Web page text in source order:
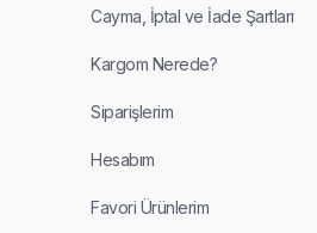
Cayma, İptal ve İade Şartları
Kargom Nerede?
Siparişlerim
Hesabım
Favori Ürünlerim